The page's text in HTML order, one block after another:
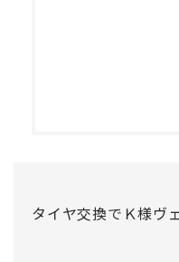
タイヤ交換でＫ様ヴ